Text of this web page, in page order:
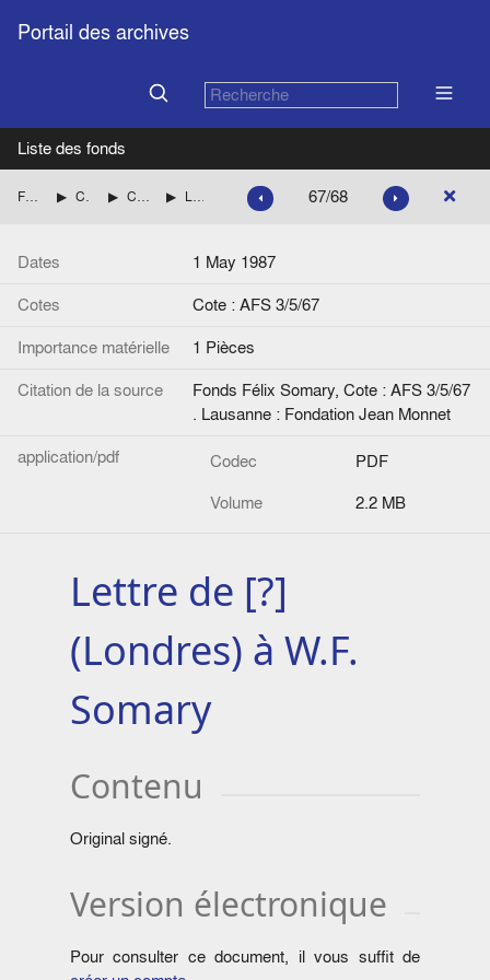
Portail des archives
Liste des fonds
Fonds Félix Somary Correspondance de Félix Somary Correspondance de Wolfgang F. Somary Lettre de [?] (Londres) à W.F. Somary 67/68
Dates
1 May 1987
Cotes
Cote : AFS 3/5/67
Importance matérielle
1 Pièces
Citation de la source
Fonds Félix Somary, Cote : AFS 3/5/67
. Lausanne : Fondation Jean Monnet
application/pdf
Codec
PDF
Volume
2.2 MB
Lettre de [?]
(Londres) à W.F.
Somary
Contenu
Original signé.
Version électronique
Pour consulter ce document, il vous suffit de